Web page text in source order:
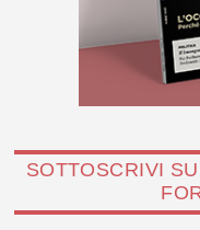
SOTTOSCRIVI